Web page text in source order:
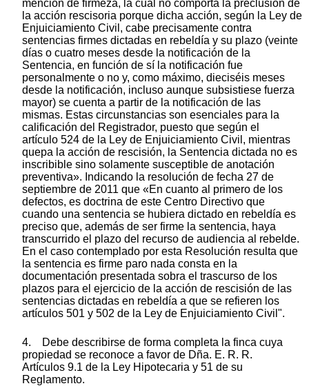
mención de firmeza, la cual no comporta la preclusión de
la acción rescisoria porque dicha acción, según la Ley de
Enjuiciamiento Civil, cabe precisamente contra
sentencias firmes dictadas en rebeldía y su plazo (veinte
días o cuatro meses desde la notificación de la
Sentencia, en función de sí la notificación fue
personalmente o no y, como máximo, dieciséis meses
desde la notificación, incluso aunque subsistiese fuerza
mayor) se cuenta a partir de la notificación de las
mismas. Estas circunstancias son esenciales para la
calificación del Registrador, puesto que según el
artículo 524 de la Ley de Enjuiciamiento Civil, mientras
quepa la acción de rescisión, la Sentencia dictada no es
inscribible sino solamente susceptible de anotación
preventiva». Indicando la resolución de fecha 27 de
septiembre de 2011 que «En cuanto al primero de los
defectos, es doctrina de este Centro Directivo que
cuando una sentencia se hubiera dictado en rebeldía es
preciso que, además de ser firme la sentencia, haya
transcurrido el plazo del recurso de audiencia al rebelde.
En el caso contemplado por esta Resolución resulta que
la sentencia es firme paro nada consta en la
documentación presentada sobra el trascurso de los
plazos para el ejercicio de la acción de rescisión de las
sentencias dictadas en rebeldía a que se refieren los
artículos 501 y 502 de la Ley de Enjuiciamiento Civil".
4. Debe describirse de forma completa la finca cuya
propiedad se reconoce a favor de Dña. E. R. R.
Artículos 9.1 de la Ley Hipotecaria y 51 de su
Reglamento.